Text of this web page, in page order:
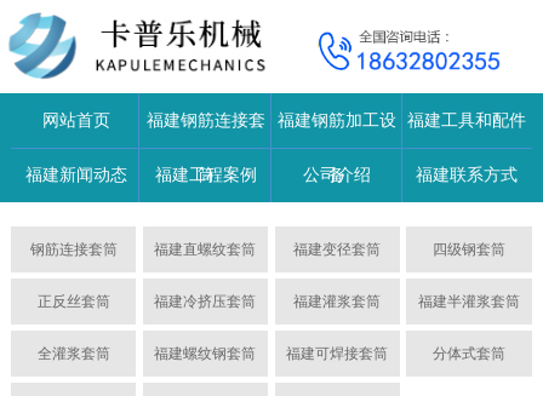
网站首页 福建钢筋连接套
筒
福建钢筋加工设
备
福建工具和配件
福建新闻动态 福建工程案例 公司介绍 福建联系方式
钢筋连接套筒 福建直螺纹套筒 福建变径套筒 四级钢套筒
正反丝套筒 福建冷挤压套筒 福建灌浆套筒 福建半灌浆套筒
全灌浆套筒 福建螺纹钢套筒 福建可焊接套筒 分体式套筒